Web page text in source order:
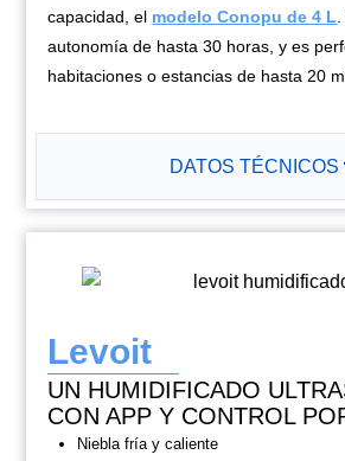
DATOS TÉCNICOS
capacidad, el modelo Conopu de 4 L
autonomía de hasta 30 horas, y es
habitaciones o estancias de hasta 20
Levoit
UN HUMIDIFICADO
CON APP Y CONTROL
Niebla fría y caliente